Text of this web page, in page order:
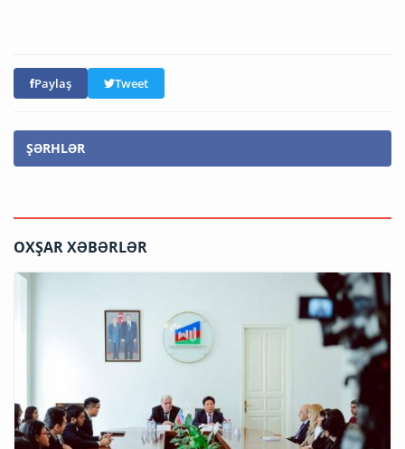
Paylaş Tweet
ŞƏRHLƏR
OXŞAR XƏBƏRLƏR